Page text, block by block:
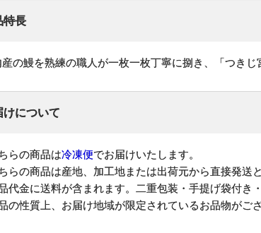
特長
産の鰻を熟練の職人が一枚一枚丁寧に捌き、「つき
けについて
らの商品は冷凍便でお届けいたします。
らの商品は産地、加工地または出荷元から直接発送
代金に送料が含まれます。二重包装・手提げ袋付き
の性質上、お届け地域が限定されているお品物がござ